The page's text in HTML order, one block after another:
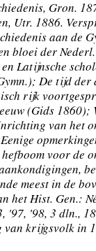
Gron.
Utr. 1886.
aan de
bloei der
Latijnsche
De tijd der
rijk
(Gids 1860);
van het
voor de
meest in de
het Hist. Gen.:
'97, '98, 3 dln.,
van krijgsvolk in